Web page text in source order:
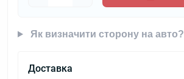
Як визначити сторону на авто?
Доставка